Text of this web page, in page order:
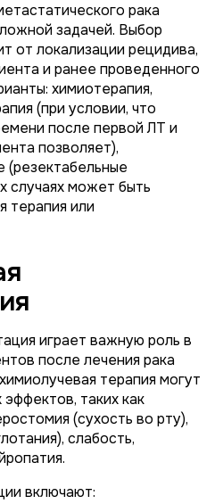
рака
задачей. Выбор
от локализации рецидива,
и ранее проведенного
химиотерапия,
(при условии, что
после первой ЛТ и
позволяет),
(резектабельные
случаях может быть
терапия или
играет важную роль в
после лечения рака
терапия могут
таких как
(сухость во рту),
слабость,
включают: